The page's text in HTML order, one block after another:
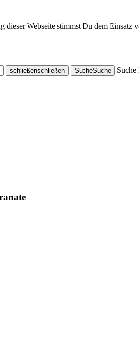
Webseite stimmst Du dem Einsatz
schließenschließen SucheSuche Suche